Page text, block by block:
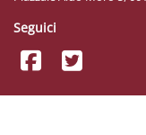
Seguici